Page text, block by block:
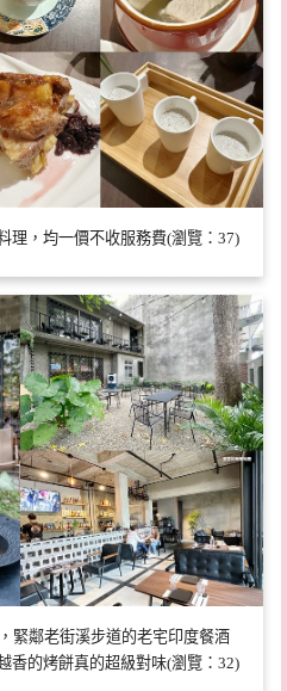
理，均一價不收服務費(瀏覽：37)
緊鄰老街溪步道的老宅印度餐酒
香的烤餅真的超級對味(瀏覽：32)